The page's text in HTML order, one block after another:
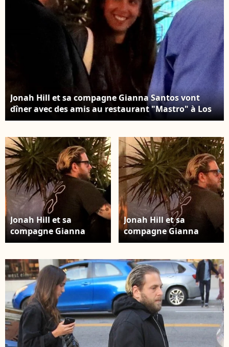
Jonah Hill et sa compagne Gianna Santos vont
dîner avec des amis au restaurant "Mastro" à Los
Angeles, le 19 avril 2019.
Jonah Hill et sa
compagne Gianna
Santos vont dîner avec
"Mastro" à Los
Angeles, le 19 avril
2019.
Jonah Hill et sa
compagne Gianna
Santos vont dîner avec
"Mastro" à Los
Angeles, le 19 avril
2019.